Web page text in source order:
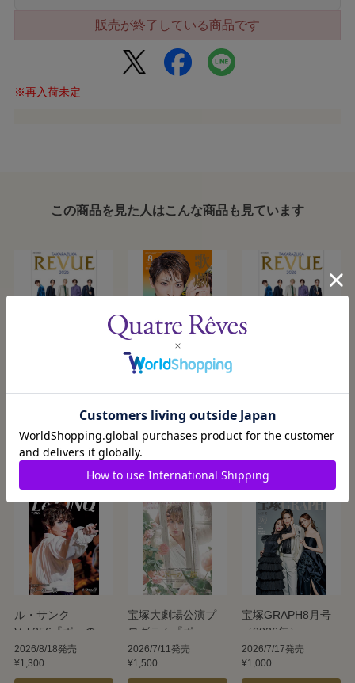
販売が終了している商品です
※再入荷未定
この商品を見た人はこんな商品も見ています
カートに入れる
歌劇8月号（2026
¥950
¥2,500
ル・サンク
Vol.256『ポーの一
族』＜雪組＞
2026/8/18発売
¥1,300
宝塚大劇場公演プ
ログラム『ポーの
一族』＜雪組＞
2026/7/11発売
¥1,500
宝塚GRAPH8月号
（2026年）
2026/7/17発売
¥1,000